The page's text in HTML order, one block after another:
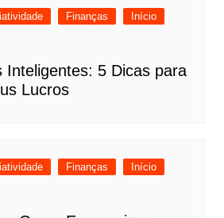
Finanças
Início
Inteligentes: 5 Dicas para
Lucros
Finanças
Início